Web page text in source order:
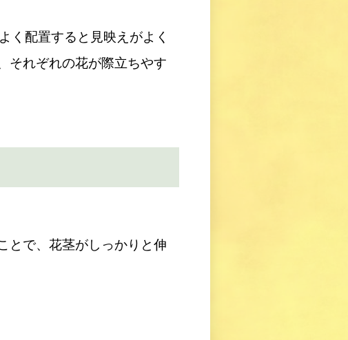
く配置すると見映えがよく
それぞれの花が際立ちやす
とで、花茎がしっかりと伸